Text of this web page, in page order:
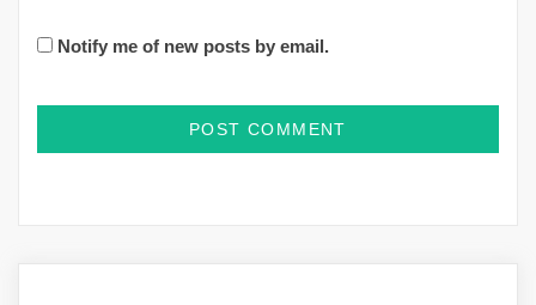
Notify me of new posts by email.